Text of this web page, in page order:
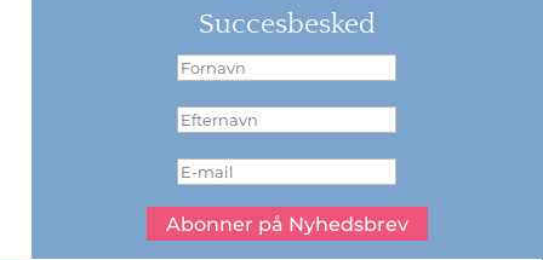
Succesbesked
Abonner på Nyhedsbrev